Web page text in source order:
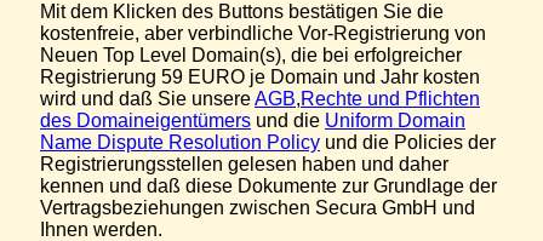
Mit dem Klicken des Buttons bestätigen Sie die
kostenfreie, aber verbindliche Vor-Registrierung von
Neuen Top Level Domain(s), die bei erfolgreicher
Registrierung 59 EURO je Domain und Jahr kosten
wird und daß Sie unsereAGB,Rechte und Pflichten
des Domaineigentümers und die Uniform Domain
Name Dispute Resolution Policy und die Policies der
Registrierungsstellen gelesen haben und daher
kennen und daß diese Dokumente zur Grundlage der
Vertragsbeziehungen zwischen Secura GmbH und
Ihnen werden.